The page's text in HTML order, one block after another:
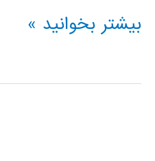
آموزش
تولباکس
بیشتر بخوانید »